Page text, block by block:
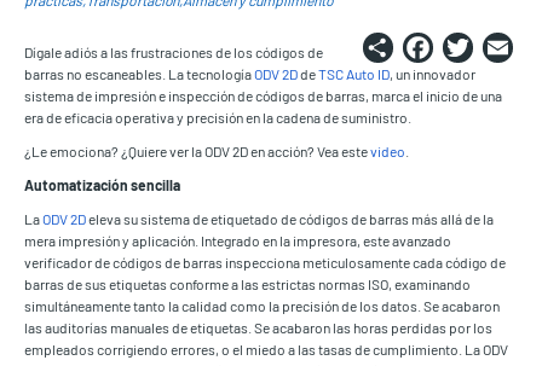
Share
Dígale adiós a las frustraciones de los códigos de
barras no escaneables. La tecnologíaODV 2DdeTSC Auto ID, un innovador
sistema de impresión e inspección de códigos de barras, marca el inicio de una
era de eficacia operativa y precisión en la cadena de suministro.
¿Le emociona? ¿Quiere ver la ODV 2D en acción? Vea estevideo
Automatización sencilla
LaODV 2Deleva su sistema de etiquetado de códigos de barras más allá de la
mera impresión y aplicación. Integrado en la impresora, este avanzado
verificador de códigos de barras inspecciona meticulosamente cada código de
barras de sus etiquetas conforme a las estrictas normas ISO, examinando
simultáneamente tanto la calidad como la precisión de los datos. Se acabaron
las auditorías manuales de etiquetas. Se acabaron las horas perdidas por los
empleados corrigiendo errores, o el miedo a las tasas de cumplimiento. La ODV